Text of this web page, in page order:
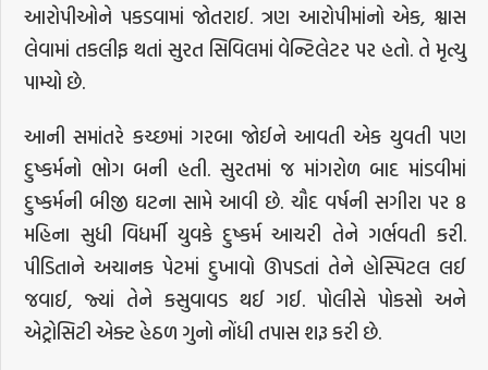
આરોપીઓને પકડવામાં જોતરાઈ. ત્રણ આરોપીમાંનો એક, શ્વાસ
લેવામાં તકલીફ થતાં સુરત સિવિલમાં વેન્ટિલેટર પર હતો. તે મૃત્યુ
પામ્યો છે.
આની સમાંતરે કચ્છમાં ગરબા જોઈને આવતી એક યુવતી પણ
દુષ્કર્મનો ભોગ બની હતી. સુરતમાં જ માંગરોળ બાદ માંડવીમાં
દુષ્કર્મની બીજી ઘટના સામે આવી છે. ચૌદ વર્ષની સગીરા પર 8
મહિના સુધી વિધર્મી યુવકે દુષ્કર્મ આચરી તેને ગર્ભવતી કરી.
પીડિતાને અચાનક પેટમાં દુખાવો ઊપડતાં તેને હોસ્પિટલ લઈ
જવાઈ, જ્યાં તેને કસુવાવડ થઈ ગઈ. પોલીસે પોકસો અને
એટ્રોસિટી એક્ટ હેઠળ ગુનો નોંધી તપાસ શરૂ કરી છે.